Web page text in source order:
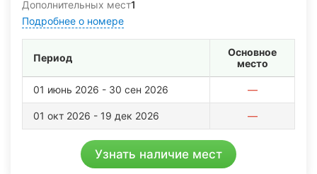
Дополнительных мест1
Подробнее о номере
Период
Основное
место
01 июнь 2026 - 30 сен 2026 —
01 окт 2026 - 19 дек 2026 —
Узнать наличие мест